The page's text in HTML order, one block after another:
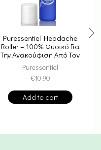
Puressentiel Headache
Roller – 100% Φυσικό Για
Την Ανακούφιση Από Τον
Πονοκέφαλο
Puressentiel
€10.90
Add to cart